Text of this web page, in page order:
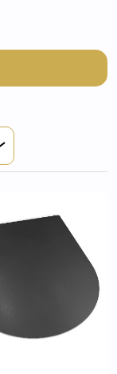
por chispas.